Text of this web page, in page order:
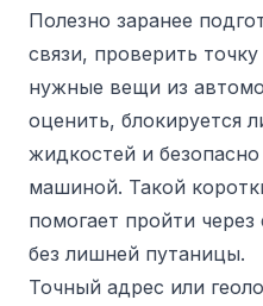
Полезно заранее
связи, проверить
нужные вещи из
оценить, блокируется
жидкостей и
машиной. Такой
помогает пройти
без лишней путаницы.
Точный адрес или